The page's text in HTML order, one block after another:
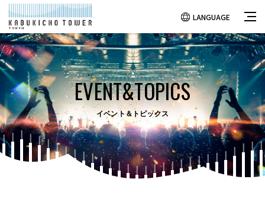
LANGUAGE
EVENT&TOPICS
イベント＆トピックス